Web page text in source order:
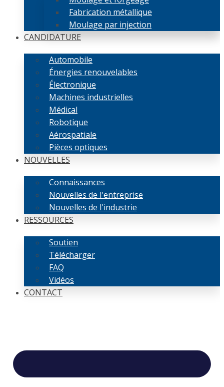
Fabrication métallique
Moulage par injection
CANDIDATURE
Automobile
Énergies renouvelables
Électronique
Machines industrielles
Médical
Robotique
Aérospatiale
Pièces optiques
NOUVELLES
Connaissances
Nouvelles de l'entreprise
Nouvelles de l'industrie
RESSOURCES
Soutien
Télécharger
FAQ
Vidéos
CONTACT